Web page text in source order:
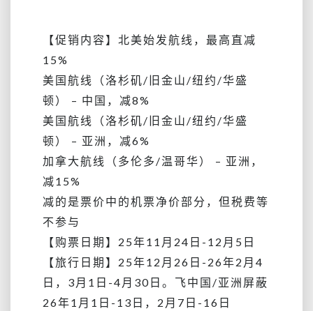
【促销内容】北美始发航线，最高直减
15%
美国航线（洛杉矶/旧金山/纽约/华盛
顿） – 中国，减8%
美国航线（洛杉矶/旧金山/纽约/华盛
顿） – 亚洲，减6%
加拿大航线（多伦多/温哥华） – 亚洲，
减15%
减的是票价中的机票净价部分，但税费等
不参与
【购票日期】25年11月24日-12月5日
【旅行日期】25年12月26日-26年2月4
日，3月1日-4月30日。飞中国/亚洲屏蔽
26年1月1日-13日，2月7日-16日